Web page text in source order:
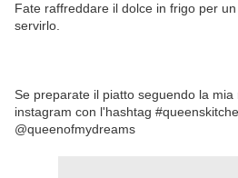
Fate raffreddare il dolce in frigo per
servirlo.
Se preparate il piatto seguendo la
instagram con l'hashtag
@queenofmydreams